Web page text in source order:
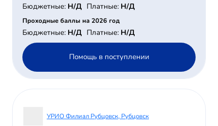
Бюджетные: Н/Д Платные: Н/Д
Проходные баллы на 2026 год
Бюджетные: Н/Д Платные: Н/Д
Помощь в поступлении
УРИО Филиал Рубцовск, Рубцовск